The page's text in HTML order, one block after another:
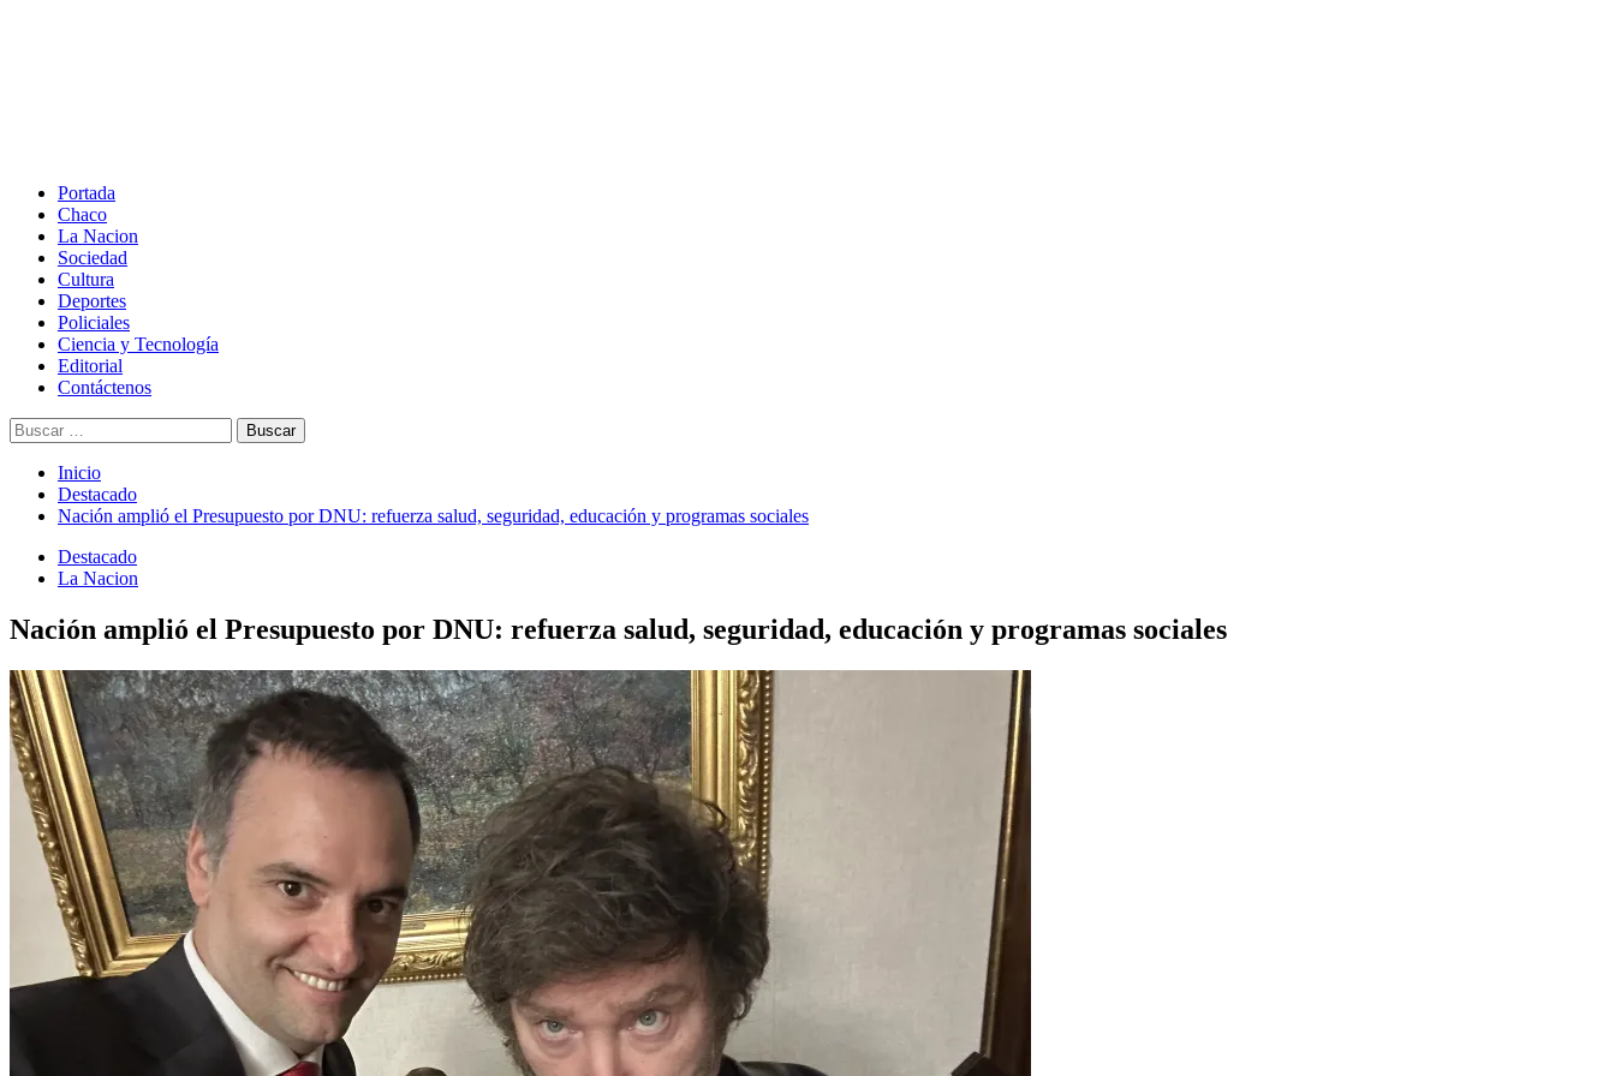
Portada
Chaco
La Nacion
Sociedad
Cultura
Deportes
Policiales
Ciencia y Tecnología
Editorial
Contáctenos
Buscar:
Inicio
Destacado
Nación amplió el Presupuesto por DNU: refuerza salud, seguridad, educación y programas sociales
Destacado
La Nacion
Nación amplió el Presupuesto por DNU: refuerza salud, seguridad, educación y programas sociales